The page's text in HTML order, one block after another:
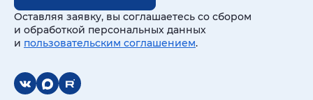
Оставляя заявку, вы соглашаетесь со сбором
и обработкой персональных данных
и пользовательским соглашением.